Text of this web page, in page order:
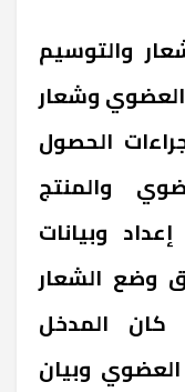
والتوسيم
وشعار
الحصول
والمنتج
وبيانات
وضع الشعار
كان المدخل
وبيان